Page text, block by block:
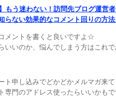
もう迷わない！訪問先ブログ運営
らない効果的なコメント回りの方
メントを書くと良いですよ☆
いいのか、悩んでしまう方はこれ
ト申し込みでどかどかメルマガ来て
専門のアドレス使ったらいいかもで